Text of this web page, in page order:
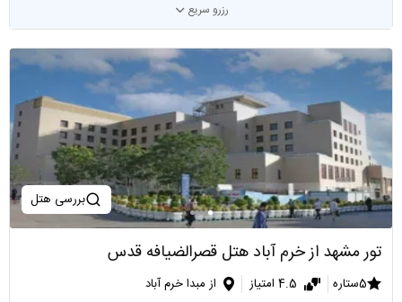
رزرو سریع
بررسی هتل
تور مشهد از خرم آباد هتل قصرالضیافه قدس
5ستاره 4.5 امتیاز از مبدا خرم آباد